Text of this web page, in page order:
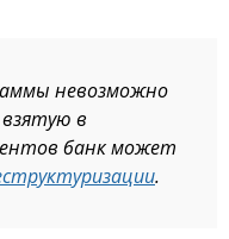
невозможно
в
банк может
.